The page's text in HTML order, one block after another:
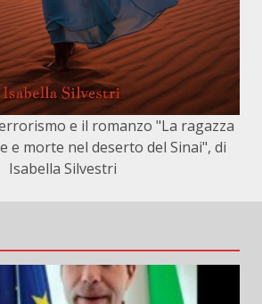
e il romanzo "La ragazza
e morte nel deserto del Sinai", di
Isabella Silvestri